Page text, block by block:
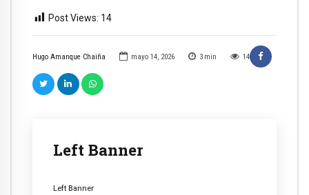
Hugo Amanque Chaiña mayo 14, 2026 3 min 14
Left Banner
Left Banner
Post Views: 14